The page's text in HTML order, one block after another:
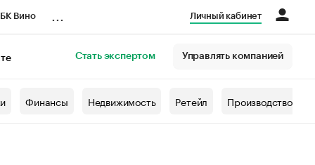
Вино Личный кабинет
Стать экспертом Управлять компанией
Финансы Недвижимость Ретейл Производство